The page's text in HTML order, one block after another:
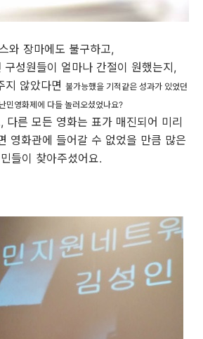
와 장마에도 불구하고,
성원들이 얼마나 간절이 원했는지,
지 않았다면 불가능했을 기적같은 성과가 있었던
민영화제에 다들 놀러오셨었나요?
다른 모든 영화는 표가 매진되어 미리
영화관에 들어갈 수 없었을 만큼 많은
들이 찾아주셨어요.